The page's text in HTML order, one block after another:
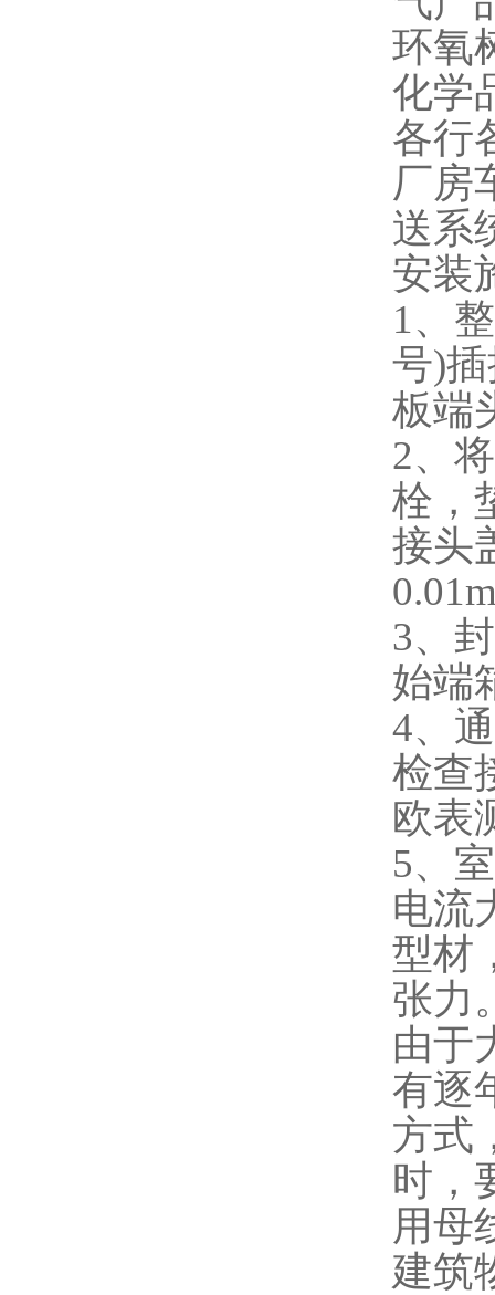
环氧
化学
各行
厂房
送系
安装
1 、
号)
板端
2、
栓，
接头
3、
始端
4、
检查
欧表
5、
电流
型材
张力
由于
有逐
方式
时，
用母
建筑